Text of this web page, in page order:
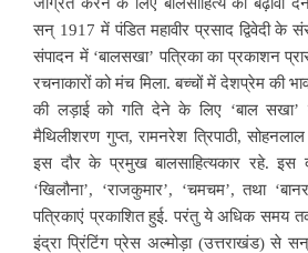
सन् 1917 में पंडित महावीर प्रसाद द्विवेदी के
संपादन में ‘बालसखा’ पत्रिका का प्रकाशन
रचनाकारों को मंच मिला. बच्चों में देशप्रेम की
की लड़ाई को गति देने के लिए ‘बाल सखा’
मैथिलीशरण गुप्त, रामनरेश त्रिपाठी, सोहनलाल
इस दौर के प्रमुख बालसाहित्यकार रहे. इस
‘खिलौना’, ‘राजकुमार’, ‘चमचम’, तथा
पत्रिकाएं प्रकाशित हुई. परंतु ये अधिक समय
इंद्रा प्रिंटिंग प्रेस अल्मोड़ा (उत्तराखंड) से